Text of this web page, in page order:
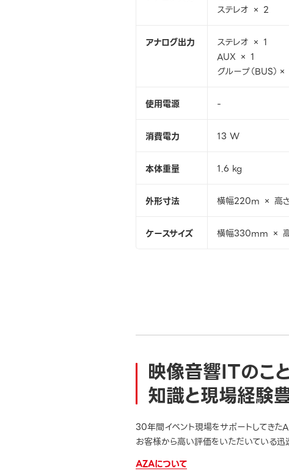
ステレオ × 2
アナログ出力
ステレオ × 1
AUX × 1
グループ（BUS）×
使用電源 -
消費電力 13 W
本体重量 1.6 kg
外形寸法 横幅220m × 高
ケースサイズ 横幅330mm ×
映像音響ITのこと
知識と現場経験
30年間イベント現場をサポートしてきた
お客様から高い評価をいただいている迅
AZAについて